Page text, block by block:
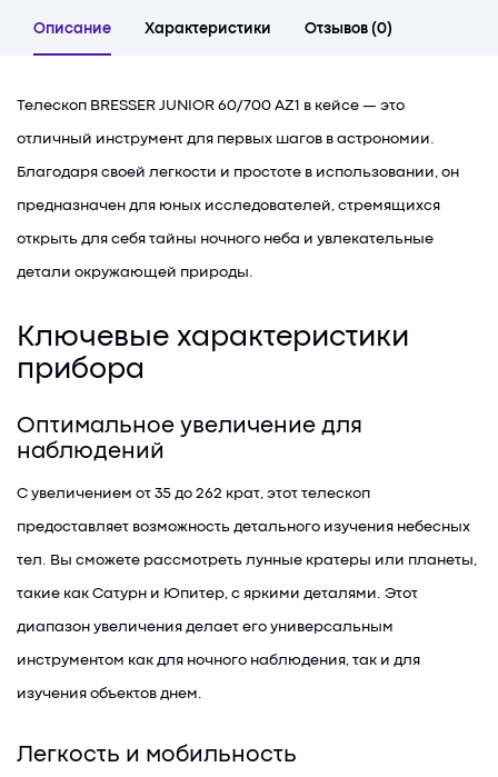
Описание Характеристики Отзывов (0)
Телескоп BRESSER JUNIOR 60/700 AZ1 в кейсе — это
отличный инструмент для первых шагов в астрономии.
Благодаря своей легкости и простоте в использовании, он
предназначен для юных исследователей, стремящихся
открыть для себя тайны ночного неба и увлекательные
детали окружающей природы.
Ключевые характеристики
прибора
Оптимальное увеличение для
наблюдений
С увеличением от 35 до 262 крат, этот телескоп
предоставляет возможность детального изучения небесных
тел. Вы сможете рассмотреть лунные кратеры или планеты,
такие как Сатурн и Юпитер, с яркими деталями. Этот
диапазон увеличения делает его универсальным
инструментом как для ночного наблюдения, так и для
изучения объектов днем.
Легкость и мобильность